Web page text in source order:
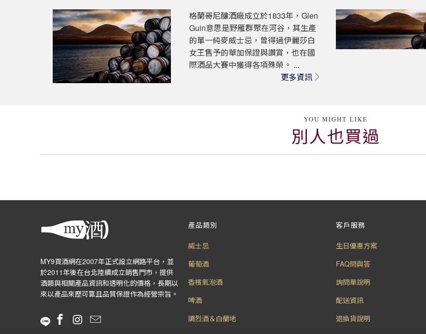
格蘭哥尼釀酒廠成立於1833年，Glen
Guin意思是野雁群聚在河谷，其生產
的單一純麥威士忌，曾得過伊麗莎白
女王售予的華加保證與讚賞，也在國
際酒品大賽中獲得各項殊榮。 ...
更多資訊
YOU MIGHT LIKE
別人也買過
MY9買酒網在2007年正式設立網路平台，並
於2011年後在台北陸續成立銷售門市，提供
酒類與相關產品資訊和透明化的價格，長期以
來以產品來歷可靠且品質保證作為經營宗旨。
產品類別
威士忌
葡萄酒
香檳氣泡酒
啤酒
調烈酒＆白蘭地
客戶服務
生日優惠方案
FAQ問與答
詢問單說明
配送資訊
退換貨說明